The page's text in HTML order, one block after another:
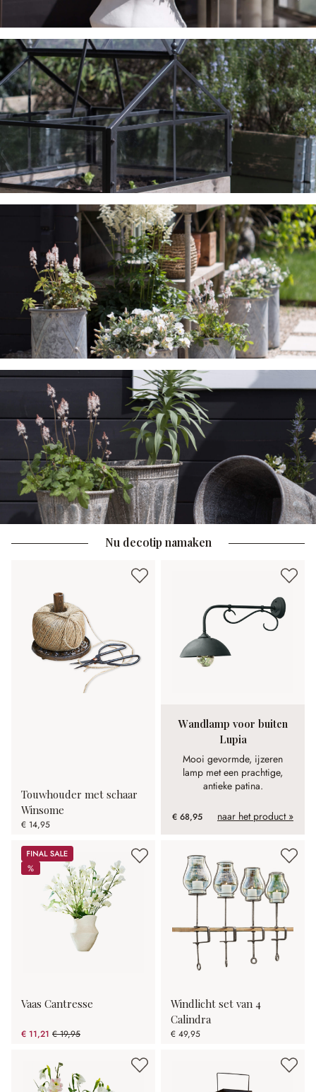
Nu decotip namaken
Touwhouder met schaar
Winsome
€ 14,95
Wandlamp voor buiten
Lupia
Mooi gevormde, ijzeren
lamp met een prachtige,
antieke patina.
€ 68,95 naar het product »
Sale
%
%
Vaas Cantresse
€ 11,21 € 19,95
(43.81% gespart)
Windlicht set van 4
Calindra
€ 49,95